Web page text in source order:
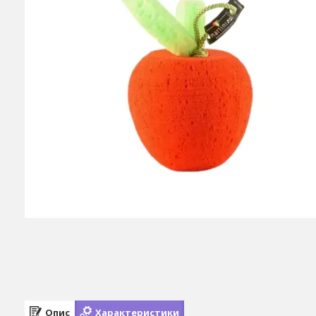
Опис Характеристики